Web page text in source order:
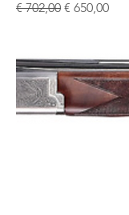
Normale prijs
€ 702,00 Verkoopprijs
€ 650,00